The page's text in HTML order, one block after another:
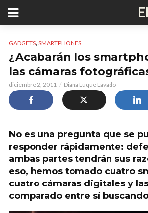
GADGETS, SMARTPHONES
¿Acabarán los
las cámaras
diciembre 2, 2011 Diana Luque Lavado
No es una pregunta que se
responder rápidamente:
ambas partes tendrán sus
eso, hemos tomado cuatro
cuatro cámaras digitales y
comparado entre sí